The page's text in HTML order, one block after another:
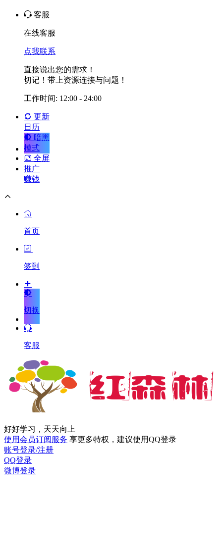
客服
在线客服
点我联系
直接说出您的需求！
切记！带上资源连接与问题！
工作时间: 12:00 - 24:00
更新
日历
暗黑
模式
全屏
推广
赚钱
首页
签到
切换
客服
好好学习，天天向上
使用会员订阅服务 享更多特权，建议使用QQ登录
账号登录/注册
QQ登录
微博登录